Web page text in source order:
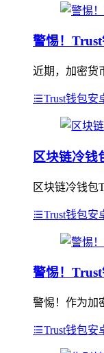
警惕！
近期，加密货
Trust钱包安
区块链冷钱
区块链冷钱包
Trust钱包安
警惕！
警惕！作为加
Trust钱包安